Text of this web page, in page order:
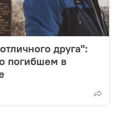
друга":
погибшем в